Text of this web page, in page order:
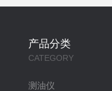
产品分类
CATEGORY
测油仪